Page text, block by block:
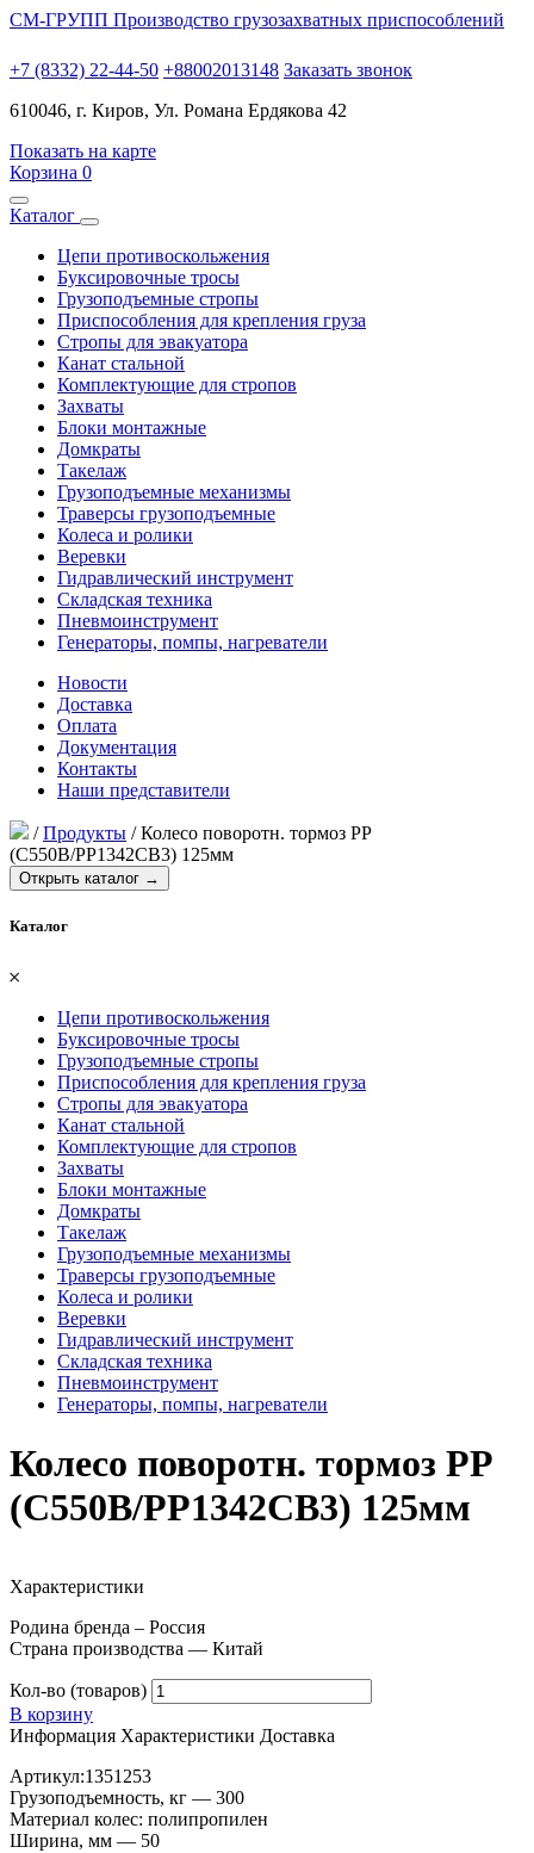
СМ-ГРУПП Производство грузозахватных приспособлений
+7 (8332) 22-44-50 +88002013148 Заказать звонок
610046, г. Киров, Ул. Романа Ердякова 42
Показать на карте
Корзина 0
Каталог
Цепи противоскольжения
Буксировочные тросы
Грузоподъемные стропы
Приспособления для крепления груза
Стропы для эвакуатора
Канат стальной
Комплектующие для стропов
Захваты
Блоки монтажные
Домкраты
Такелаж
Грузоподъемные механизмы
Траверсы грузоподъемные
Колеса и ролики
Веревки
Гидравлический инструмент
Складская техника
Пневмоинструмент
Генераторы, помпы, нагреватели
Новости
Доставка
Оплата
Документация
Контакты
Наши представители
/Продукты /Колесо поворотн. тормоз PP
(C550B/PP1342CB3) 125мм
Открыть каталог →
Каталог
𐄂
Цепи противоскольжения
Буксировочные тросы
Грузоподъемные стропы
Приспособления для крепления груза
Стропы для эвакуатора
Канат стальной
Комплектующие для стропов
Захваты
Блоки монтажные
Домкраты
Такелаж
Грузоподъемные механизмы
Траверсы грузоподъемные
Колеса и ролики
Веревки
Гидравлический инструмент
Складская техника
Пневмоинструмент
Генераторы, помпы, нагреватели
Колесо поворотн. тормоз PP
(C550B/PP1342CB3) 125мм
Характеристики
Родина бренда – Россия
Страна производства — Китай
Кол-во (товаров)
В корзину
Информация Характеристики Доставка
Артикул:1351253
Грузоподъемность, кг — 300
Материал колес: полипропилен
Ширина, мм — 50